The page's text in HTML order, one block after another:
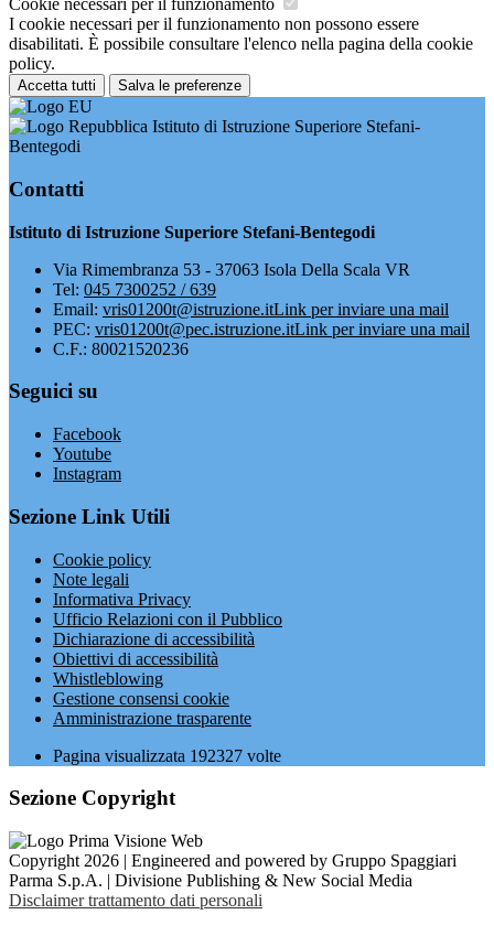
Cookie necessari per il funzionamento
I cookie necessari per il funzionamento non possono essere
disabilitati. È possibile consultare l'elenco nella pagina della cookie
policy.
Accetta tutti Salva le preferenze
Istituto di Istruzione Superiore Stefani-
Bentegodi
Contatti
Istituto di Istruzione Superiore Stefani-Bentegodi
Via Rimembranza 53 - 37063 Isola Della Scala VR
Tel: 045 7300252 / 639
Email: vris01200t@istruzione.itLink per inviare una mail
PEC: vris01200t@pec.istruzione.itLink per inviare una mail
C.F.: 80021520236
Seguici su
Facebook
Youtube
Instagram
Sezione Link Utili
Cookie policy
Note legali
Informativa Privacy
Ufficio Relazioni con il Pubblico
Dichiarazione di accessibilità
Obiettivi di accessibilità
Whistleblowing
Gestione consensi cookie
Amministrazione trasparente
Pagina visualizzata 192327 volte
Sezione Copyright
Copyright 2026 | Engineered and powered by Gruppo Spaggiari
Parma S.p.A. | Divisione Publishing & New Social Media
Disclaimer trattamento dati personali